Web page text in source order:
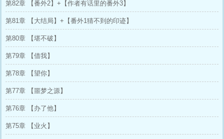
的画风那我们啸狼见＾＾***** 已完结神话耽
《蛇骨》已完结武侠耽《常欢谢》已完结爆笑玄
幻言情已完结武侠耽《如东狂徒》待开的武侠古
耽*****谢谢收藏。手机用户戳这里能看见专
入作者三观。有些设定只是为情节需要。阅读时
第82章 【番外2】+【作者有话里的番外3】
第81章 【大结局】+【番外1猜不到的印迹】
第80章 【堪不破】
第79章 【借我】
第78章 【望你】
第77章 【噩梦之源】
第76章 【办了他】
第75章 【业火】